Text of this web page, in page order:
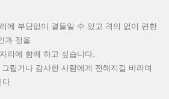
에 부담없이 곁들일 수 있고 격의 없이 편한
과 정을
리에 함께 하고 싶습니다.
립거나 감사한 사람에게 전해지길 바라며
다